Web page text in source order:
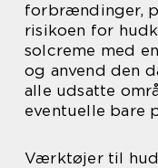
forbrændinger,
risikoen for
solcreme med
og anvend den
alle udsatte
eventuelle bare
Værktøjer til